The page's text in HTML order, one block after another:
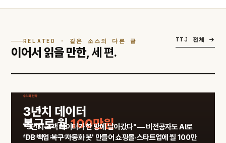
RELATED · 같은 소스의 다른 글
이어서 읽을 만한,세 편.
TTJ 전체
TTJ
"3년치 고객 데이터가 한 방에 날아갔다" — 비전공자도 AI로
'DB 백업·복구 자동화 봇' 만들어 쇼핑몰·스타트업에 월 100만